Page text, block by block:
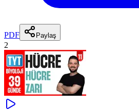
PDF Paylaş
2